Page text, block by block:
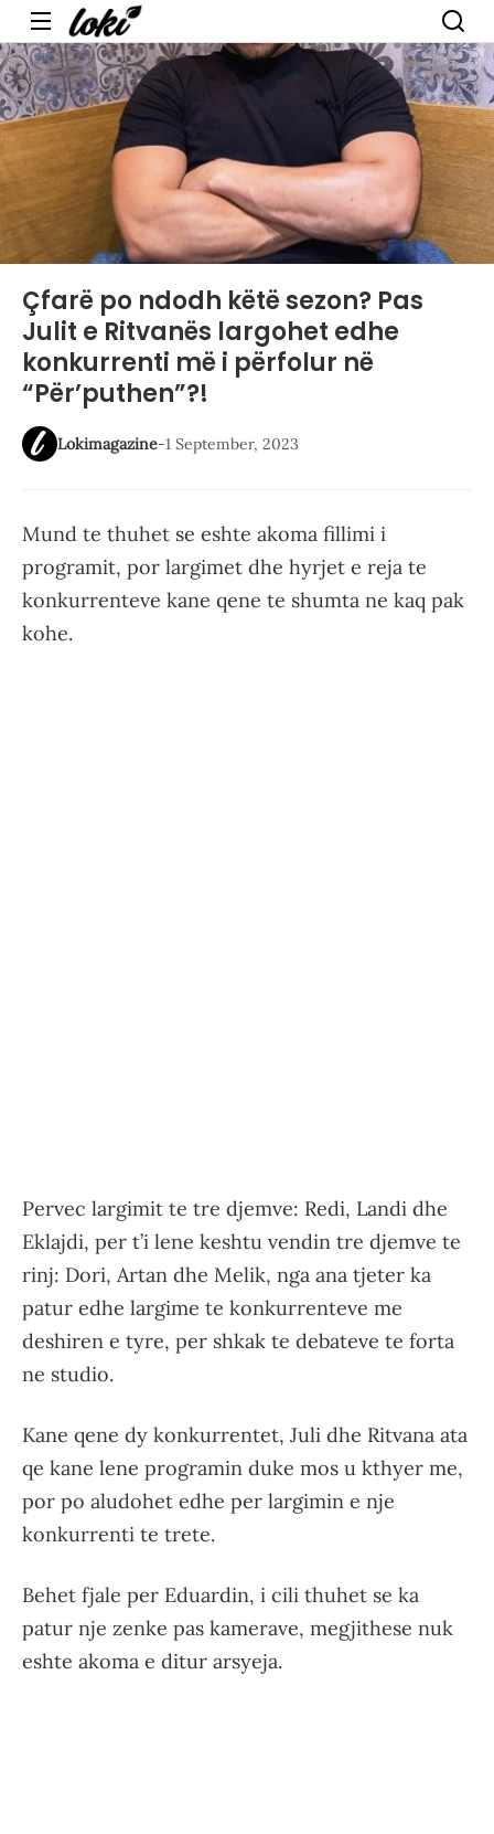
Menu
Çfarë po ndodh këtë sezon? Pas
Julit e Ritvanës largohet edhe
konkurrenti më i përfolur në
“Për’puthen”?!
Lokimagazine-1 September, 2023
Mund te thuhet se eshte akoma fillimi i
programit, por largimet dhe hyrjet e reja te
konkurrenteve kane qene te shumta ne kaq pak
kohe.
Pervec largimit te tre djemve: Redi, Landi dhe
Eklajdi, per t’i lene keshtu vendin tre djemve te
rinj: Dori, Artan dhe Melik, nga ana tjeter ka
patur edhe largime te konkurrenteve me
deshiren e tyre, per shkak te debateve te forta
ne studio.
Kane qene dy konkurrentet, Juli dhe Ritvana ata
qe kane lene programin duke mos u kthyer me,
por po aludohet edhe per largimin e nje
konkurrenti te trete.
Behet fjale per Eduardin, i cili thuhet se ka
patur nje zenke pas kamerave, megjithese nuk
eshte akoma e ditur arsyeja.